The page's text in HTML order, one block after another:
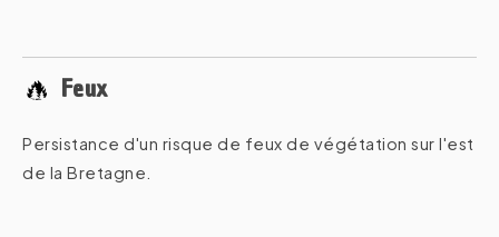
Feux
Persistance d'un risque de feux de végétation sur l'est
de la Bretagne.